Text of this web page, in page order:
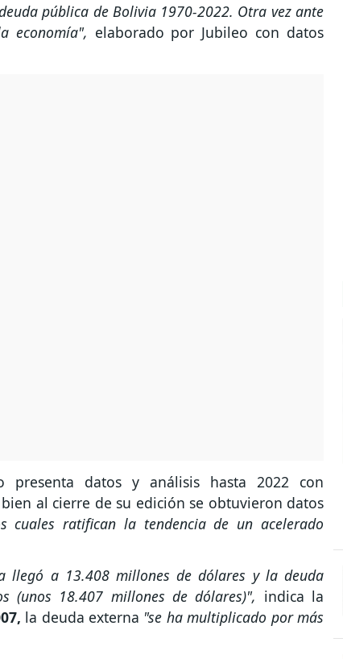
pública de Bolivia 1970-2022. Otra vez ante
economía", elaborado por Jubileo con datos
presenta datos y análisis hasta 2022 con
al cierre de su edición se obtuvieron datos
cuales ratifican la tendencia de un acelerado
llegó a 13.408 millones de dólares y la deuda
(unos 18.407 millones de dólares)", indica la
la deuda externa "se ha multiplicado por más